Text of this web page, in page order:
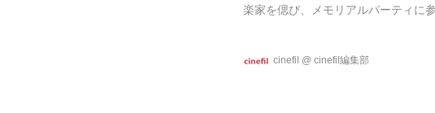
楽家を偲び、メモリアルパーティに
く感を伝える映像となっている。 若
cinefil @ cinefil編集部